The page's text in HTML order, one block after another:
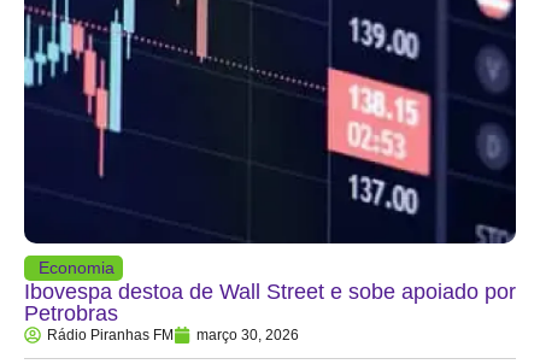
Economia
Ibovespa destoa de Wall Street e sobe apoiado por
Petrobras
Rádio Piranhas FM março 30, 2026